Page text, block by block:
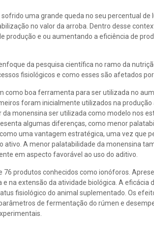
uma grande queda no seu percentual
no valor da arroba. Dentro desse
produção e ou aumentando a eficiência de
da pesquisa científica no ramo da
fisiológicos e como esses são afetados
como boa ferramenta para ser utilizada no
foram inicialmente utilizados na
da monensina ser utilizada como modelo nos
algumas diferenças, como menor
uma vantagem estratégica, uma vez que
ativo. A menor palatabilidade da monensina
em aspecto favorável ao uso do aditivo.
produtos conhecidos como ionóforos.
na extensão da atividade biológica. A
fisiológico do animal suplementado. Os
de fermentação do rúmen e